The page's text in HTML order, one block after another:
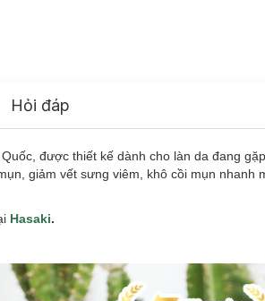
Hỏi đáp
Quốc, được thiết kế dành cho làn da đang
giảm vết sưng viêm, khô cồi mụn nhanh
Hasaki.